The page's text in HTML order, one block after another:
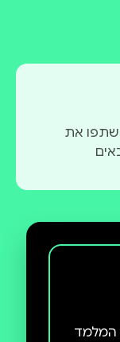
שתפו את
המלמד